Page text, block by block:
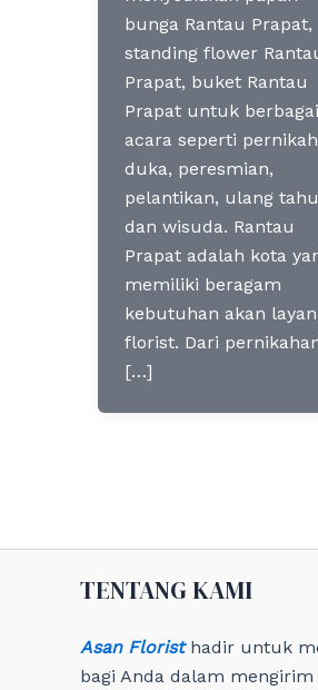
bunga Rantau Prapat,
standing flower
Prapat, buket Rantau
Prapat untuk berbagai
acara seperti
duka, peresmian,
pelantikan, ulang
dan wisuda. Rantau
Prapat adalah kota
memiliki beragam
kebutuhan akan
florist. Dari
[…]
TENTANG KAMI
Asan Floristhadir untuk
bagi Anda dalam mengirim